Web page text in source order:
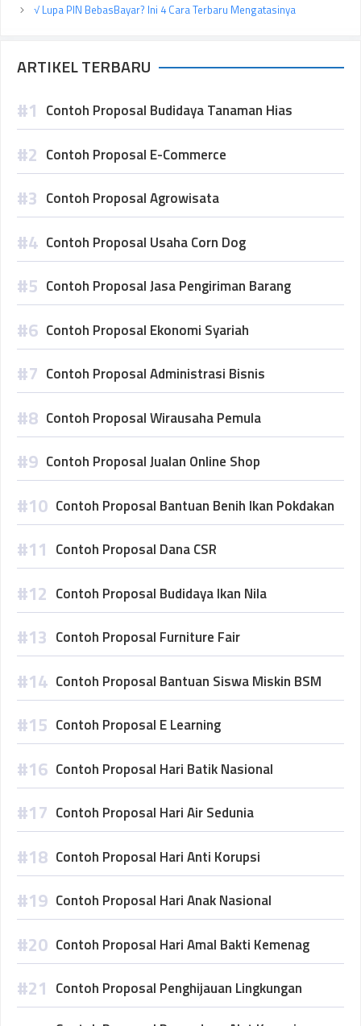
√ Lupa PIN BebasBayar? Ini 4 Cara Terbaru Mengatasinya
ARTIKEL TERBARU
Contoh Proposal Budidaya Tanaman Hias
Contoh Proposal E-Commerce
Contoh Proposal Agrowisata
Contoh Proposal Usaha Corn Dog
Contoh Proposal Jasa Pengiriman Barang
Contoh Proposal Ekonomi Syariah
Contoh Proposal Administrasi Bisnis
Contoh Proposal Wirausaha Pemula
Contoh Proposal Jualan Online Shop
Contoh Proposal Bantuan Benih Ikan Pokdakan
Contoh Proposal Dana CSR
Contoh Proposal Budidaya Ikan Nila
Contoh Proposal Furniture Fair
Contoh Proposal Bantuan Siswa Miskin BSM
Contoh Proposal E Learning
Contoh Proposal Hari Batik Nasional
Contoh Proposal Hari Air Sedunia
Contoh Proposal Hari Anti Korupsi
Contoh Proposal Hari Anak Nasional
Contoh Proposal Hari Amal Bakti Kemenag
Contoh Proposal Penghijauan Lingkungan